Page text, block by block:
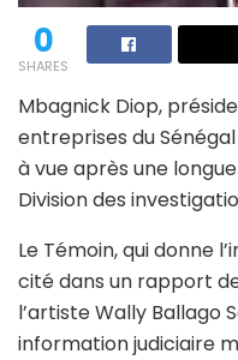
0
SHARES
Mbagnick Diop,
entreprises du
à vue après une
Division des
Le Témoin, qui donne
cité dans un rapport
l’artiste Wally Ballago
information judiciaire